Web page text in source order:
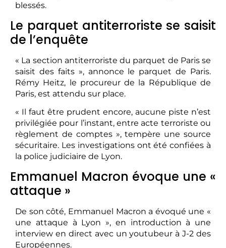
blessés.
Le parquet antiterroriste se saisit
de l’enquête
« La section antiterroriste du parquet de Paris se
saisit des faits », annonce le parquet de Paris.
Rémy Heitz, le procureur de la République de
Paris, est attendu sur place.
« Il faut être prudent encore, aucune piste n’est
privilégiée pour l’instant, entre acte terroriste ou
règlement de comptes », tempère une source
sécuritaire. Les investigations ont été confiées à
la police judiciaire de Lyon.
Emmanuel Macron évoque une «
attaque »
De son côté, Emmanuel Macron a évoqué une «
une attaque à Lyon », en introduction à une
interview en direct avec un youtubeur à J-2 des
Européennes.